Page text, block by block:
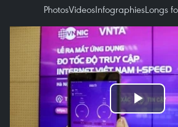
PhotosVideosInfographiesLongs
Play